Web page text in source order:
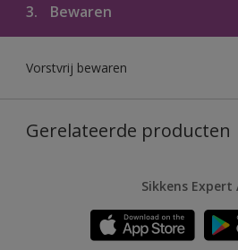
3. Bewaren
Vorstvrij bewaren
Gerelateerde producten
Sikkens Expert